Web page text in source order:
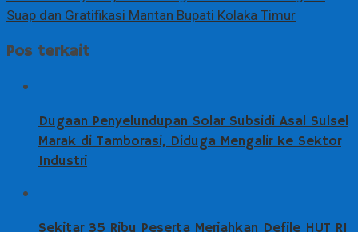
Suap dan Gratifikasi Mantan Bupati Kolaka Timur
Pos terkait
Dugaan Penyelundupan Solar Subsidi Asal Sulsel
Marak di Tamborasi, Diduga Mengalir ke Sektor
Industri
Sekitar 35 Ribu Peserta Meriahkan Defile HUT RI